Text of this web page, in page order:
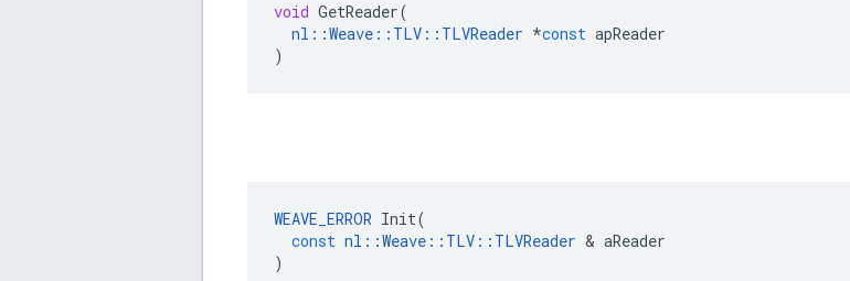
void GetReader(
nl ::Weave :: TLV :: TLVReader *const apReader
)
WEAVE_ERROR Init(
const nl ::Weave :: TLV :: TLVReader & aReader
)